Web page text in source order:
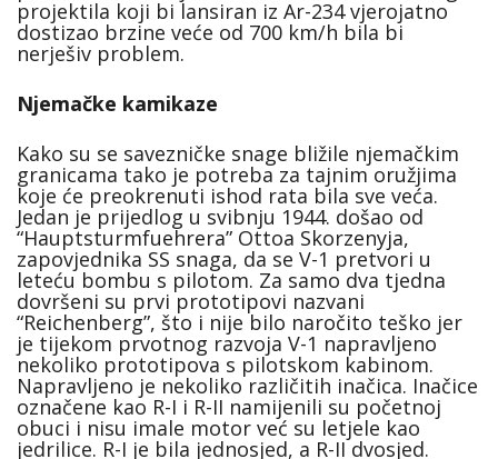
projektila koji bi lansiran iz Ar-234 vjerojatno
dostizao brzine veće od 700 km/h bila bi
nerješiv problem.
Njemačke kamikaze
Kako su se savezničke snage bližile njemačkim
granicama tako je potreba za tajnim oružjima
koje će preokrenuti ishod rata bila sve veća.
Jedan je prijedlog u svibnju 1944. došao od
“Hauptsturmfuehrera” Ottoa Skorzenyja,
zapovjednika SS snaga, da se V-1 pretvori u
leteću bombu s pilotom. Za samo dva tjedna
dovršeni su prvi prototipovi nazvani
“Reichenberg”, što i nije bilo naročito teško jer
je tijekom prvotnog razvoja V-1 napravljeno
nekoliko prototipova s pilotskom kabinom.
Napravljeno je nekoliko različitih inačica. Inačice
označene kao R-I i R-II namijenili su početnoj
obuci i nisu imale motor već su letjele kao
jedrilice. R-I je bila jednosjed, a R-II dvosjed.